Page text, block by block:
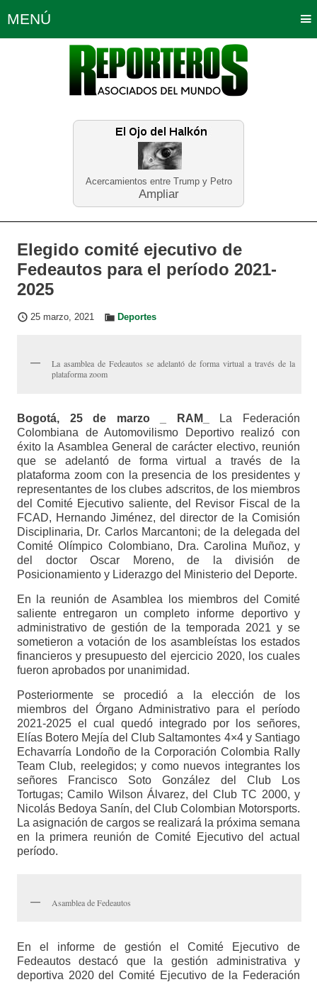
Acercamientos entre Trump y Petro
Ampliar
MENÚ
Política Opinión Bogotá
Planeta Tierra Deportes
Educación Neira
Elegido comité ejecutivo de
Fedeautos para el período 2021-
2025
25 marzo, 2021 Deportes
La asamblea de Fedeautos se adelantó de forma virtual a través de la
plataforma zoom
Bogotá, 25 de marzo _ RAM_
La Federación
Colombiana de Automovilismo Deportivo realizó con
éxito la Asamblea General de carácter electivo, reunión
que se adelantó de forma virtual a través de la
plataforma zoom con la presencia de los presidentes y
representantes de los clubes adscritos, de los miembros
del Comité Ejecutivo saliente, del Revisor Fiscal de la
FCAD, Hernando Jiménez, del director de la Comisión
Disciplinaria, Dr. Carlos Marcantoni; de la delegada del
Comité Olímpico Colombiano, Dra. Carolina Muñoz, y
del doctor Oscar Moreno, de la división de
Posicionamiento y Liderazgo del Ministerio del Deporte.
En la reunión de Asamblea los miembros del Comité
saliente entregaron un completo informe deportivo y
administrativo de gestión de la temporada 2021 y se
sometieron a votación de los asambleístas los estados
financieros y presupuesto del ejercicio 2020, los cuales
fueron aprobados por unanimidad.
Posteriormente se procedió a la elección de los
miembros del Órgano Administrativo para el período
2021-2025 el cual quedó integrado por los señores,
Elías Botero Mejía del Club Saltamontes 4×4 y Santiago
Echavarría Londoño de la Corporación Colombia Rally
Team Club, reelegidos; y como nuevos integrantes los
señores Francisco Soto González del Club Los
Tortugas; Camilo Wilson Álvarez, del Club TC 2000, y
Nicolás Bedoya Sanín, del Club Colombian Motorsports.
La asignación de cargos se realizará la próxima semana
en la primera reunión de Comité Ejecutivo del actual
período.
Asamblea de Fedeautos
En el informe de gestión el Comité Ejecutivo de
Fedeautos destacó que la gestión administrativa y
deportiva 2020 del Comité Ejecutivo de la Federación